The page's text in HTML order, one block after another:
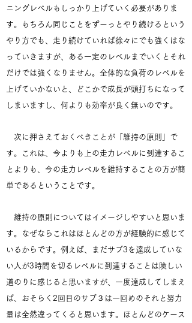
ニングレベルもしっかり上げていく必要がありま
す。もちろん同じことをずーっとやり続けるという
やり方でも、走り続けていれば徐々にでも強くはな
っていきますが、ある一定のレベルまでいくとそれ
だけでは強くなりません。全体的な負荷のレベルを
上げていかないと、どこかで成長が頭打ちになって
しまいますし、何よりも効率が良く無いのです。
次に押さえておくべきことが「維持の原則」で
す。これは、今よりも上の走力レベルに到達するこ
とよりも、今の走力レベルを維持することの方が簡
単であるということです。
維持の原則についてはイメージしやすいと思いま
す。なぜならこれはほとんどの方が経験的に感じて
いるからです。例えば、まだサブ3を達成していな
い人が3時間を切るレベルに到達することは険しい
道のりに感じると思いますが、一度達成してしまえ
ば、おそらく2回目のサブ３は一回めのそれと努力
量は全然違ってくると思います。ほとんどのケース